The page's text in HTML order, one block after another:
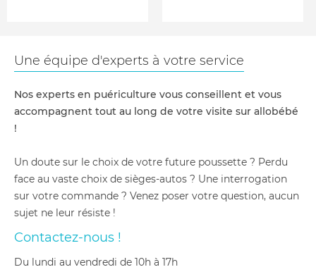
Une équipe d'experts à votre service
Nos experts en puériculture vous conseillent et vous
accompagnent tout au long de votre visite sur allobébé
!
Un doute sur le choix de votre future poussette ? Perdu
face au vaste choix de sièges-autos ? Une interrogation
sur votre commande ? Venez poser votre question, aucun
sujet ne leur résiste !
Contactez-nous !
du lundi au vendredi de 10h à 17h